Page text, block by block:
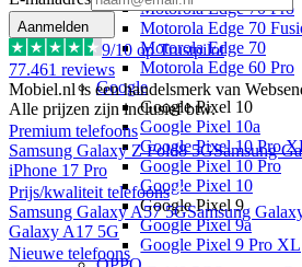
Motorola Edge 70 Pro
Motorola Edge 70
Motorola Edge 70
Motorola Edge 60 Pro
Google
Google Pixel 10
Google Pixel 10a
Google Pixel 10 Pro
Google Pixel 10 Pro
Google Pixel 10
Google Pixel 9
Google Pixel 9a
Google Pixel 9 Pro XL
Aanmelden
9/10 op Trustpilot
77.461 reviews
Mobiel.nl is een handelsmerk van
Alle prijzen zijn inclusief btw.
Premium telefoons
Samsung Galaxy Z Fold8 5GSamsung
iPhone 17 Pro
Prijs/kwaliteit telefoons
Samsung Galaxy A57 5GSamsung
Galaxy A17 5G
Nieuwe telefoons